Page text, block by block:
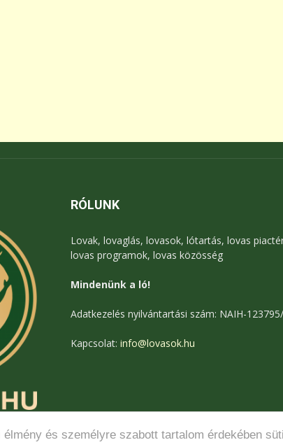
és személyre szabott tartalom érdekében
RÓLUNK
Lovak, lovaglás, lovasok, lótartás, lovas
lovas programok, lovas közösség
Mindenünk a ló!
Adatkezelés nyilvántartási szám: NAIH-
Kapcsolat: info@lovasok.hu
Médiaajánlat